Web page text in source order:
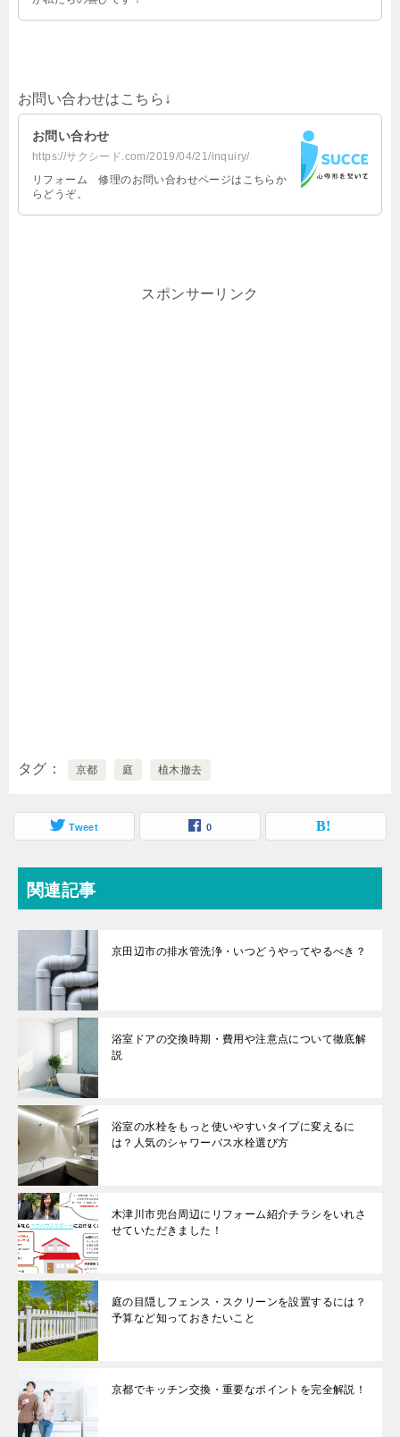
お問い合わせはこちら↓
お問い合わせ
https://サクシード.com/2019/04/21/inquiry/
リフォーム 修理のお問い合わせページはこちらか
らどうぞ。
スポンサーリンク
タグ 京都 庭 植木撤去
Tweet 0
関連記事
京田辺市の排水管洗浄・いつどうやってやるべき？
浴室ドアの交換時期・費用や注意点について徹底解
説
浴室の水栓をもっと使いやすいタイプに変えるに
は？人気のシャワーバス水栓選び方
木津川市兜台周辺にリフォーム紹介チラシをいれさ
せていただきました！
庭の目隠しフェンス・スクリーンを設置するには？
予算など知っておきたいこと
京都でキッチン交換・重要なポイントを完全解説！